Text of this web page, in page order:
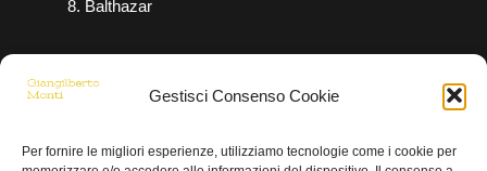
Gestisci Consenso Cookie
Per fornire le migliori esperienze, utilizziamo tecnologie come i cookie per
8. Balthazar